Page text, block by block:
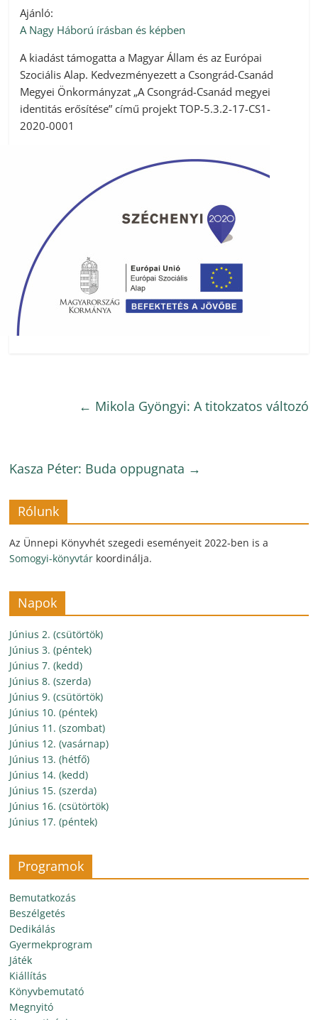
Ajánló:
A Nagy Háború írásban és képben
A kiadást támogatta a Magyar Állam és az Európai
Szociális Alap. Kedvezményezett a Csongrád-Csanád
Megyei Önkormányzat „A Csongrád-Csanád megyei
identitás erősítése” című projekt TOP-5.3.2-17-CS1-
2020-0001
← Mikola Gyöngyi: A titokzatos változó
Kasza Péter: Buda oppugnata →
Rólunk
Az Ünnepi Könyvhét szegedi eseményeit 2022-ben is a
Somogyi-könyvtár koordinálja.
Napok
Június 2. (csütörtök)
Június 3. (péntek)
Június 7. (kedd)
Június 8. (szerda)
Június 9. (csütörtök)
Június 10. (péntek)
Június 11. (szombat)
Június 12. (vasárnap)
Június 13. (hétfő)
Június 14. (kedd)
Június 15. (szerda)
Június 16. (csütörtök)
Június 17. (péntek)
Programok
Bemutatkozás
Beszélgetés
Dedikálás
Gyermekprogram
Játék
Kiállítás
Könyvbemutató
Megnyitó